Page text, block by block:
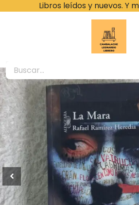
Libros leídos y nuevos. Y